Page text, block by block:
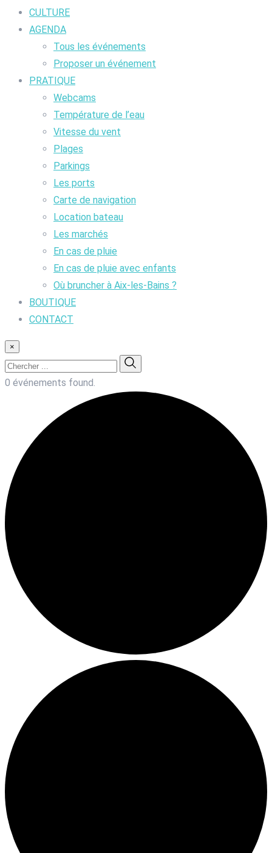
CULTURE
AGENDA
Tous les événements
Proposer un événement
PRATIQUE
Webcams
Température de l’eau
Vitesse du vent
Plages
Parkings
Les ports
Carte de navigation
Location bateau
Les marchés
En cas de pluie
En cas de pluie avec enfants
Où bruncher à Aix-les-Bains ?
BOUTIQUE
CONTACT
×
0 événements found.